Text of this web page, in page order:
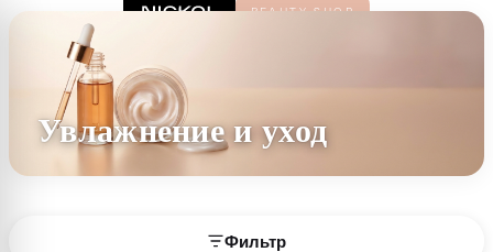
Увлажнение и уход
Фильтр